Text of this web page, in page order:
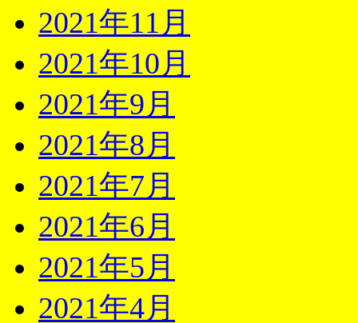
2021年11月
2021年10月
2021年9月
2021年8月
2021年7月
2021年6月
2021年5月
2021年4月